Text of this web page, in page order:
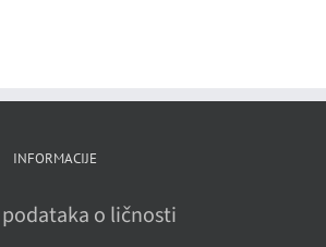
INFORMACIJE
o ličnosti